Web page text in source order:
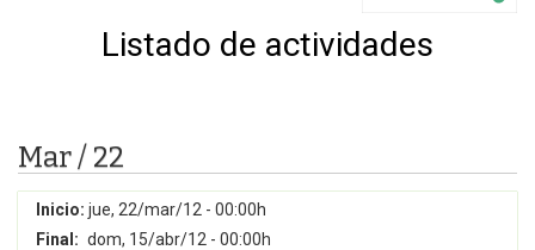
Listado de actividades
Mar / 22
Inicio: jue, 22/mar/12 - 00:00h
Final: dom, 15/abr/12 - 00:00h